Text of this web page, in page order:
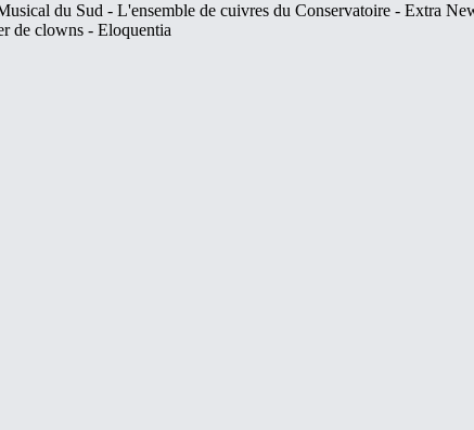
du Sud - L'ensemble de cuivres du Conservatoire - Extra
de clowns - Eloquentia